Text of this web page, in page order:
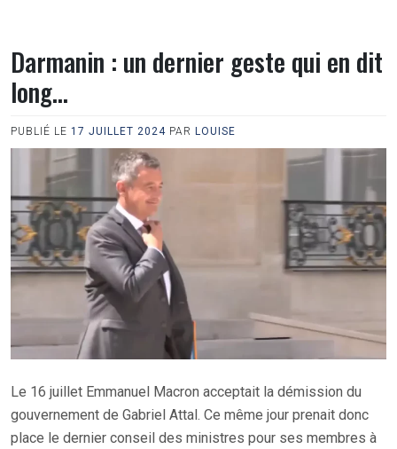
Darmanin : un dernier geste qui en dit
long…
PUBLIÉ LE 17 JUILLET 2024 PAR LOUISE
Le 16 juillet Emmanuel Macron acceptait la démission du
gouvernement de Gabriel Attal. Ce même jour prenait donc
place le dernier conseil des ministres pour ses membres à